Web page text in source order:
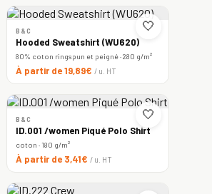
🤍
B&C
Hooded Sweatshirt (WU620)
80% coton ringspun et peigné · 280 g/m²
À partir de 19,89€ / u. HT
🤍
B&C
ID.001 /women Piqué Polo Shirt
coton · 180 g/m²
À partir de 3,41€ / u. HT